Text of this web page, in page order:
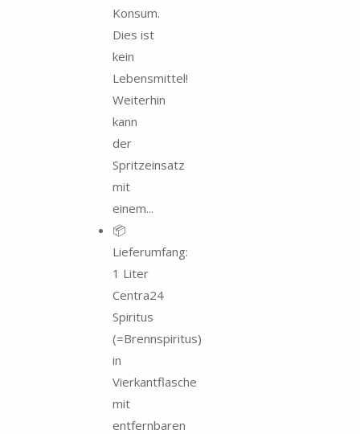
Konsum.
Dies ist
kein
Lebensmittel!
Weiterhin
kann
der
Spritzeinsatz
mit
einem...
📦
Lieferumfang:
1 Liter
Centra24
Spiritus
(=Brennspiritus)
in
Vierkantflasche
mit
entfernbaren